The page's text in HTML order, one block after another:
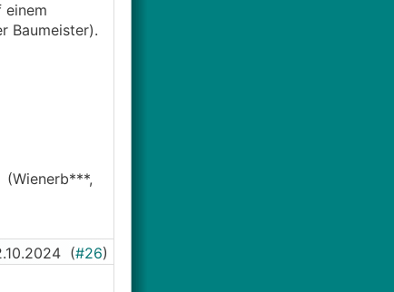
einem
Baumeister).
(Wienerb***,
(#26)